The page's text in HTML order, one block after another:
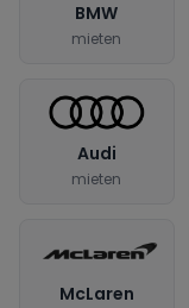
BMW
mieten
Audi
mieten
McLaren